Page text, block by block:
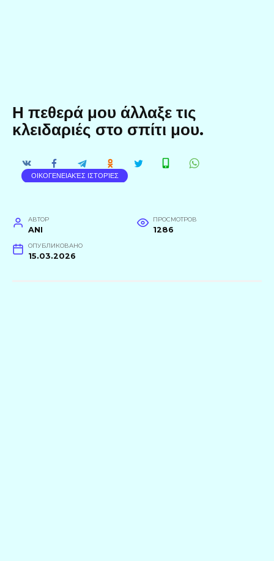
Η πεθερά μου άλλαξε τις
κλειδαριές στο σπίτι μου.
ΟΙΚΟΓΕΝΕΙΑΚΈΣ ΙΣΤΟΡΊΕΣ
АВТОР
ANI
ПРОСМОТРОВ
1286
ОПУБЛИКОВАНО
15.03.2026